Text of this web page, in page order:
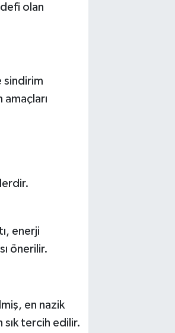
olan
sindirim
enerji
önerilir.
en nazik
tercih edilir.